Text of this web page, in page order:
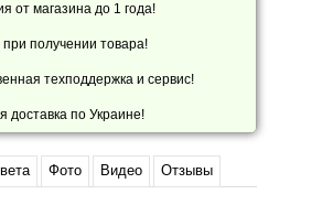
от магазина до 1 года!
получении товара!
техподдержка и сервис!
доставка по Украине!
Фото Видео Отзывы